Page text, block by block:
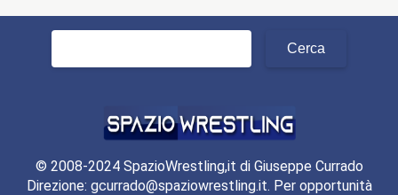
Ricerca
© 2008-2024 SpazioWrestling,it di Giuseppe Currado
Direzione: gcurrado@spaziowrestling.it. Per opportunità